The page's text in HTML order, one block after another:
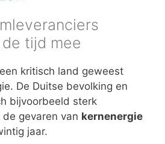
tijd mee
kritisch land geweest
De Duitse bevolking en
bijvoorbeeld sterk
gevaren van kernenergie
jaar.